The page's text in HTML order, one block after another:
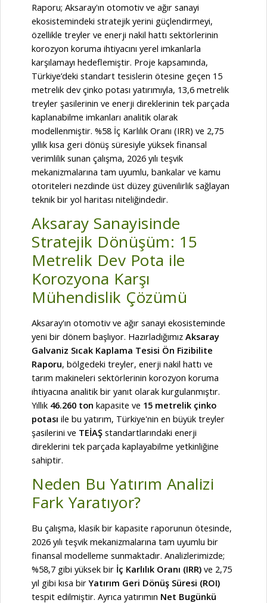
Raporu; Aksaray'ın otomotiv ve ağır sanayi
ekosistemindeki stratejik yerini güçlendirmeyi,
özellikle treyler ve enerji nakil hattı sektörlerinin
korozyon koruma ihtiyacını yerel imkanlarla
karşılamayı hedeflemiştir. Proje kapsamında,
Türkiye’deki standart tesislerin ötesine geçen 15
metrelik dev çinko potası yatırımıyla, 13,6 metrelik
treyler şasilerinin ve enerji direklerinin tek parçada
kaplanabilme imkanları analitik olarak
modellenmiştir. %58 İç Karlılık Oranı (IRR) ve 2,75
yıllık kısa geri dönüş süresiyle yüksek finansal
verimlilik sunan çalışma, 2026 yılı teşvik
mekanizmalarına tam uyumlu, bankalar ve kamu
otoriteleri nezdinde üst düzey güvenilirlik sağlayan
teknik bir yol haritası niteliğindedir.
Aksaray Sanayisinde
Stratejik Dönüşüm: 15
Metrelik Dev Pota ile
Korozyona Karşı
Mühendislik Çözümü
Aksaray'ın otomotiv ve ağır sanayi ekosisteminde
yeni bir dönem başlıyor. Hazırladığımız Aksaray
Galvaniz Sıcak Kaplama Tesisi Ön Fizibilite
Raporu, bölgedeki treyler, enerji nakil hattı ve
tarım makineleri sektörlerinin korozyon koruma
ihtiyacına analitik bir yanıt olarak kurgulanmıştır.
Yıllık 46.260 ton kapasite ve 15 metrelik çinko
potası ile bu yatırım, Türkiye'nin en büyük treyler
şasilerini ve TEİAŞ standartlarındaki enerji
direklerini tek parçada kaplayabilme yetkinliğine
sahiptir.
Neden Bu Yatırım Analizi
Fark Yaratıyor?
Bu çalışma, klasik bir kapasite raporunun ötesinde,
2026 yılı teşvik mekanizmalarına tam uyumlu bir
finansal modelleme sunmaktadır. Analizlerimizde;
%58,7 gibi yüksek bir İç Karlılık Oranı (IRR) ve 2,75
yıl gibi kısa birYatırım Geri Dönüş Süresi (ROI)
tespit edilmiştir. Ayrıca yatırımın Net Bugünkü